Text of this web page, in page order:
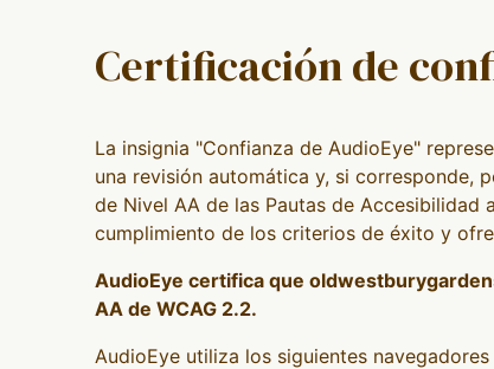
Certificación de
La insignia "Confianza de AudioEye"
una revisión automática y, si corresponde,
de Nivel AA de las Pautas de Accesibilidad
cumplimiento de los criterios de éxito y
AudioEye certifica que
AA de WCAG 2.2.
AudioEye utiliza los siguientes